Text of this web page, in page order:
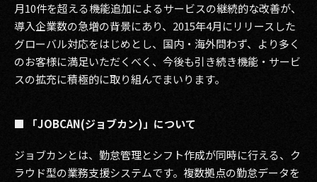
2016
2015
2014
2012
2011
月10件を超える機能追加によるサービスの継続的な改善が、
導入企業数の急増の背景にあり、2015年4月にリリースした
グローバル対応をはじめとし、国内・海外問わず、より多く
のお客様に満足いただくべく、今後も引き続き機能・サービ
スの拡充に積極的に取り組んでまいります。
■ 「JOBCAN(ジョブカン)」について
ジョブカンとは、勤怠管理とシフト作成が同時に行える、ク
ラウド型の業務支援システムです。複数拠点の勤怠データを